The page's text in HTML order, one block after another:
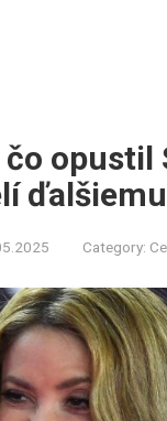
opustil
Category: